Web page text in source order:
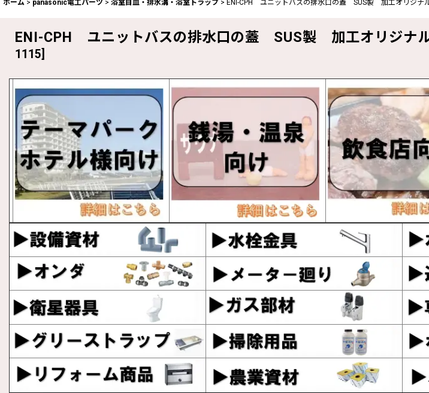
ホーム > panasonic電工パーツ > 浴室目皿・排水溝・浴室トラップ > ENI-CPH ユニットバスの排水口の蓋 SUS製 加工オリジ
ENI-CPH ユニットバスの排水口の蓋 SUS製 加工オリジ
1115